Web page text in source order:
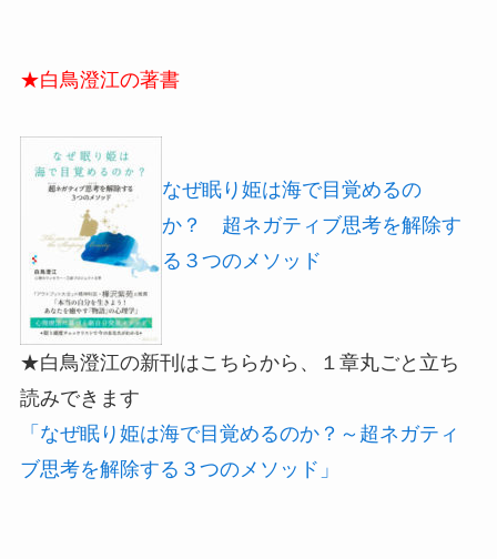
★白鳥澄江の著書
なぜ眠り姫は海で目覚めるの
か？ 超ネガティブ思考を解除す
る３つのメソッド
★白鳥澄江の新刊はこちらから、１章丸ごと立ち
読みできます
「なぜ眠り姫は海で目覚めるのか？～超ネガティ
ブ思考を解除する３つのメソッド」